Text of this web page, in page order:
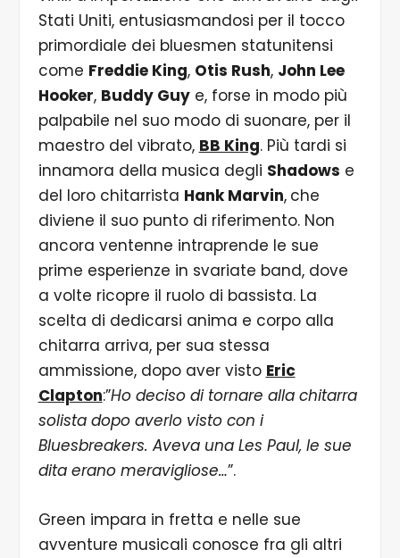
Stati Uniti, entusiasmandosi per il tocco
primordiale dei bluesmen statunitensi
come Freddie King, Otis Rush, John Lee
Hooker, Buddy Guye, forse in modo più
palpabile nel suo modo di suonare, per il
maestro del vibrato, BB King. Più tardi si
innamora della musica degli Shadows e
del loro chitarrista Hank Marvin, che
diviene il suo punto di riferimento. Non
ancora ventenne intraprende le sue
prime esperienze in svariate band, dove
a volte ricopre il ruolo di bassista. La
scelta di dedicarsi anima e corpo alla
chitarra arriva, per sua stessa
ammissione, dopo aver visto Eric
Clapton:”Ho deciso di tornare alla chitarra
solista dopo averlo visto con i
Bluesbreakers. Aveva una Les Paul, le sue
dita erano meravigliose…”.
Green impara in fretta e nelle sue
avventure musicali conosce fra gli altri